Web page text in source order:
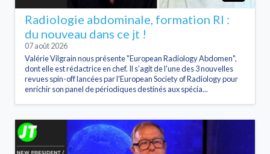
Radiologie abdominale, formation RI :
du nouveau dans ce jt !
07 août 2026
Valérie Vilgrain nous présente "European Radiology Abdomen",
dont elle est rédactrice en chef. Il s’agit de l'une des 3 nouvelles
revues spin-off lancées par l'European Society of Radiology pour
enrichir son panel de périodiques destinés aux spécia...